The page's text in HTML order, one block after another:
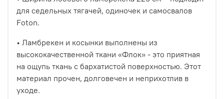
для седельных тягачей, одиночек и самосвалов
Foton.
• Ламбрекен и косынки выполнены из
высококачественной ткани «Флок» - это приятная
на ощупь ткань с бархатистой поверхностью. Этот
материал прочен, долговечен и неприхотлив в
уходе.